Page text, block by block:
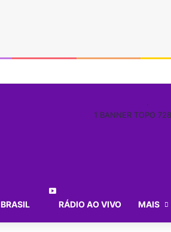
.
BRASIL RÁDIO AO VIVO MAIS